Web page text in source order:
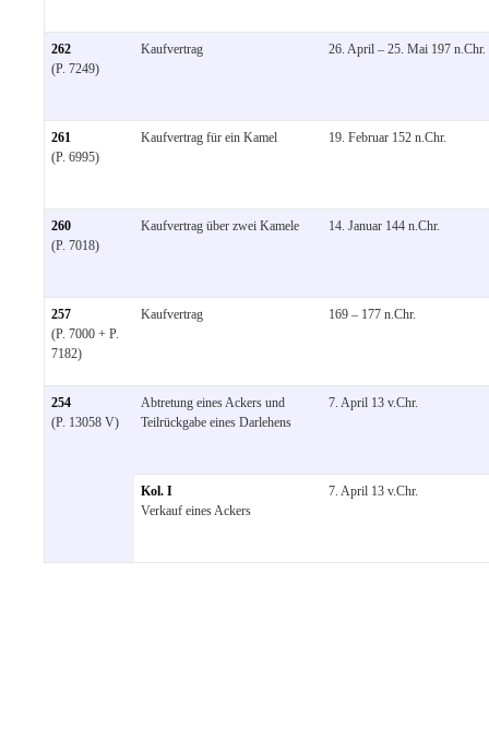
262
(P. 7249)
Kaufvertrag 26. April – 25. Mai 197 n.Chr.
261
(P. 6995)
Kaufvertrag für ein Kamel 19. Februar 152 n.Chr.
260
(P. 7018)
Kaufvertrag über zwei Kamele 14. Januar 144 n.Chr.
257
(P. 7000 + P.
7182)
Kaufvertrag 169 – 177 n.Chr.
254
(P. 13058 V)
Abtretung eines Ackers und
Teilrückgabe eines Darlehens
7. April 13 v.Chr.
Kol. I
Verkauf eines Ackers
7. April 13 v.Chr.